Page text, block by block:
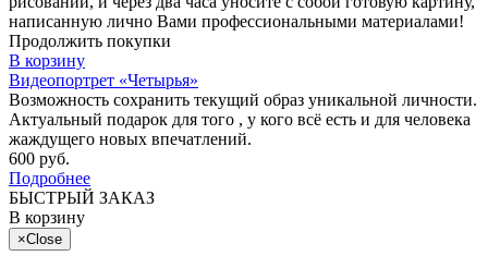
написанную лично Вами профессиональными материалами!
Продолжить покупки
В корзину
Видеопортрет «Четырья»
Возможность сохранить текущий образ уникальной личности.
Актуальный подарок для того , у кого всё есть и для человека
жаждущего новых впечатлений.
600 руб.
Подробнее
БЫСТРЫЙ ЗАКАЗ
В корзину
×Close